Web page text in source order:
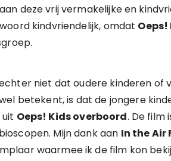
deze vrij vermakelijke en
kindvriendelijk, omdat
niet dat oudere kinderen of
betekent, is dat de jongere
Oeps! Kids overboord. De film
Mijn dank aan In the
waarmee ik de film kon